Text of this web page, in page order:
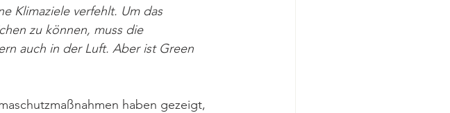
Klimaziele verfehlt. Um das
zu können, muss die
auch in der Luft. Aber ist Green
haben gezeigt,